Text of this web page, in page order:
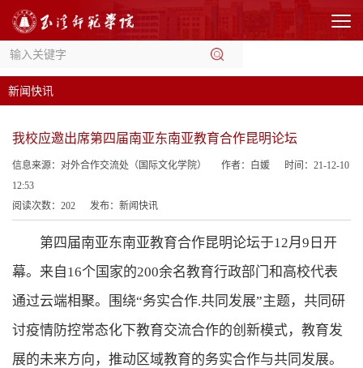
新闻快讯
我校应邀出席第四届南亚东南亚教育合作昆明论坛
信息来源：对外合作交流处（国际文化学院） 作者：白媛
时间：21-12-10
12:53
阅读次数： 202 发布：新闻快讯
第四届南亚东南亚教育合作昆明论坛于12月9日开
幕。来自16个国家的200余名教育行政部门和高校代表
通过云端相聚。围绕“务实合作.共同发展”主题，共同研
讨疫情防控常态化下教育交流合作的创新模式，教育发
展的未来方向，推动区域教育的务实合作与共同发展。